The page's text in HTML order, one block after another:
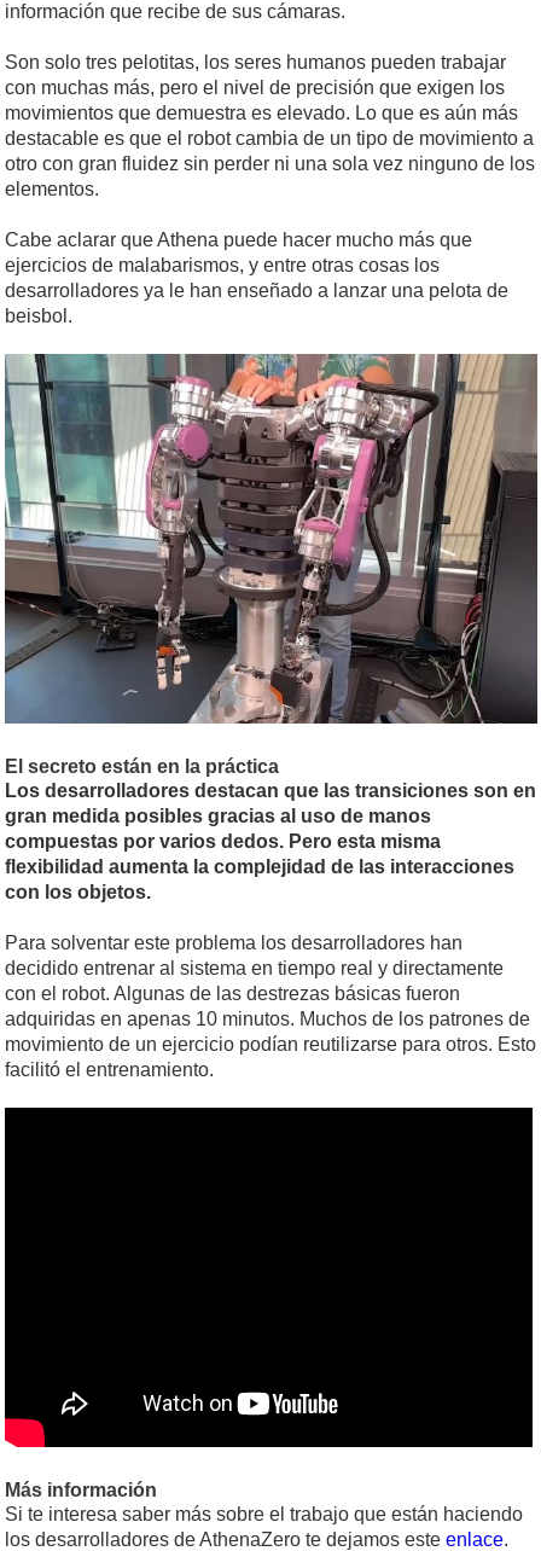
información que recibe de sus cámaras.
Son solo tres pelotitas, los seres humanos pueden trabajar
con muchas más, pero el nivel de precisión que exigen los
movimientos que demuestra es elevado. Lo que es aún más
destacable es que el robot cambia de un tipo de movimiento a
otro con gran fluidez sin perder ni una sola vez ninguno de los
elementos.
Cabe aclarar que Athena puede hacer mucho más que
ejercicios de malabarismos, y entre otras cosas los
desarrolladores ya le han enseñado a lanzar una pelota de
beisbol.
El secreto están en la práctica
Los desarrolladores destacan que las transiciones son en
gran medida posibles gracias al uso de manos
compuestas por varios dedos. Pero esta misma
flexibilidad aumenta la complejidad de las interacciones
con los objetos.
Para solventar este problema los desarrolladores han
decidido entrenar al sistema en tiempo real y directamente
con el robot. Algunas de las destrezas básicas fueron
adquiridas en apenas 10 minutos. Muchos de los patrones de
movimiento de un ejercicio podían reutilizarse para otros. Esto
facilitó el entrenamiento.
Más información
Si te interesa saber más sobre el trabajo que están haciendo
los desarrolladores de AthenaZero te dejamos este enlace.